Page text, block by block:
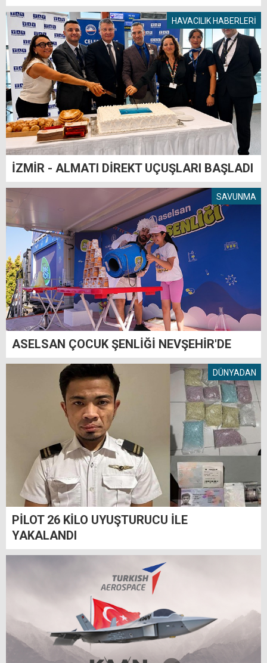
HAVACILIK HABERLERİ
İZMİR - ALMATI DİREKT UÇUŞLARI BAŞLADI
SAVUNMA
ASELSAN ÇOCUK ŞENLİĞİ NEVŞEHİR'DE
DÜNYADAN
PİLOT 26 KİLO UYUŞTURUCU İLE
YAKALANDI